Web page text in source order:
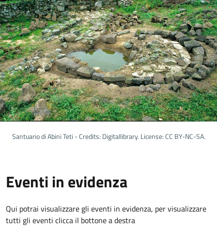
Santuario di Abini Teti - Credits: Digitallibrary. License: CC BY-NC-SA.
Eventi in evidenza
Qui potrai visualizzare gli eventi in evidenza, per visualizzare
tutti gli eventi clicca il bottone a destra